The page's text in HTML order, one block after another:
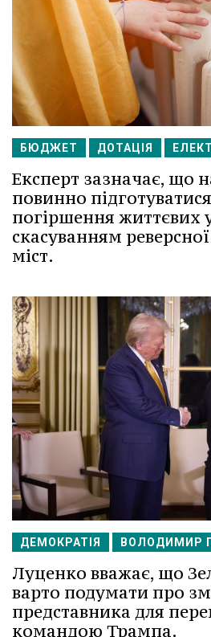
БЮДЖЕТ ДОТАЦІЯ
Експерт зазначає, що
повинно
погіршення життєвих
скасуванням
міст.
ДЕМОКРАТІЯ ВОЛОДИМИР
Луценко вважає, що
варто подумати про
представника для
командою Трампа.